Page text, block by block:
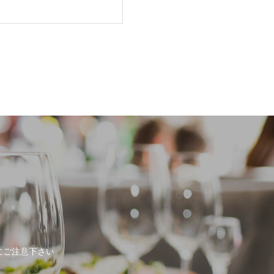
ご注意下さい